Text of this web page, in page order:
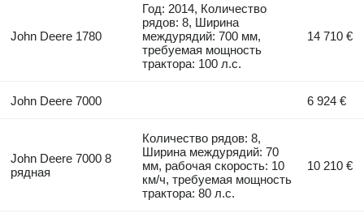
John Deere 1780
Год: 2014, Количество
рядов: 8, Ширина
междурядий: 700 мм,
требуемая мощность
трактора: 100 л.с.
14 710 €
John Deere 7000 6 924 €
John Deere 7000 8
рядная
Количество рядов: 8,
Ширина междурядий: 70
мм, рабочая скорость: 10
км/ч, требуемая мощность
трактора: 80 л.с.
10 210 €